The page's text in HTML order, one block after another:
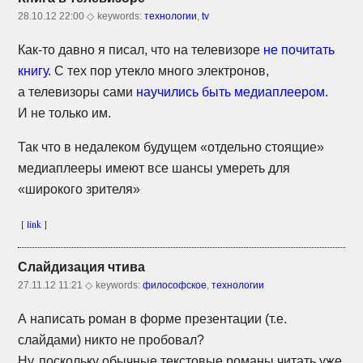
28.10.12 22:00 ◇ keywords:технологии,tv
Как-то давно я писал, что на телевизоре не почитать
книгу. С тех пор утекло много электронов,
а телевизоры сами научились быть медиаплеером.
И не только им.
Так что в недалеком будущем «отдельно стоящие»
медиаплееры имеют все шансы умереть для
«широкого зрителя»
[link]
Слайдизация чтива
27.11.12 11:21 ◇ keywords:философское,технологии
А написать роман в форме презентации (т.е.
слайдами) никто не пробовал?